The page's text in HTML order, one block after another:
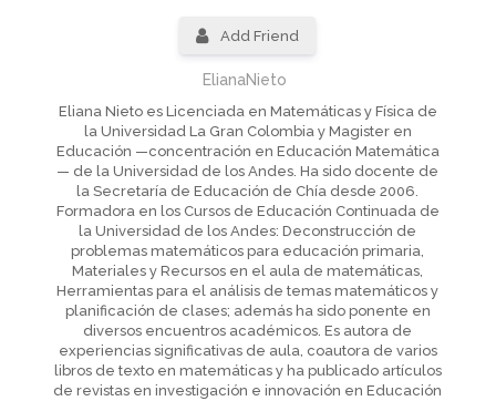
Add Friend
ElianaNieto
Eliana Nieto es Licenciada en Matemáticas y Física de
la Universidad La Gran Colombia y Magister en
Educación —concentración en Educación Matemática
— de la Universidad de los Andes. Ha sido docente de
la Secretaría de Educación de Chía desde 2006.
Formadora en los Cursos de Educación Continuada de
la Universidad de los Andes: Deconstrucción de
problemas matemáticos para educación primaria,
Materiales y Recursos en el aula de matemáticas,
Herramientas para el análisis de temas matemáticos y
planificación de clases; además ha sido ponente en
diversos encuentros académicos. Es autora de
experiencias significativas de aula, coautora de varios
libros de texto en matemáticas y ha publicado artículos
de revistas en investigación e innovación en Educación